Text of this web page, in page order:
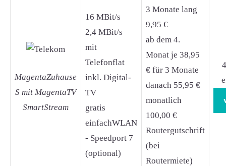
MagentaZuhause
S mit MagentaTV
SmartStream
16 MBit/s
2,4 MBit/s
mit
Telefonflat
inkl. Digital-
TV
gratis
einfachWLAN
- Speedport 7
(optional)
3 Monate lang
9,95 €
ab dem 4.
Monat je 38,95
€ für 3 Monate
danach 55,95 €
monatlich
100,00 €
Routergutschrift
(bei
Routermiete)